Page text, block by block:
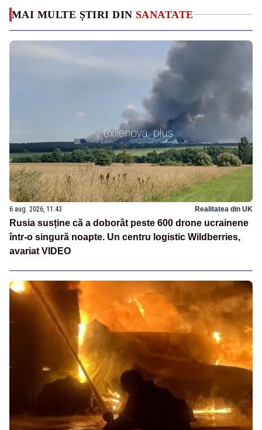
MAI MULTE ȘTIRI DIN SANATATE
6 aug. 2026, 11:43 Realitatea din UK
Rusia susține că a doborât peste 600 drone ucrainene
într-o singură noapte. Un centru logistic Wildberries,
avariat VIDEO